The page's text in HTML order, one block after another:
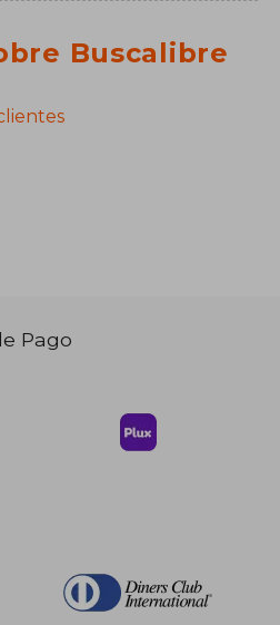
Buscalibre
Pago